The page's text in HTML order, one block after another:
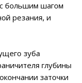
большим шагом
резания, и
зуба
глубины
заточки